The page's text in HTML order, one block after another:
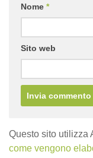
Nome *
Sito web
Questo sito utilizza
come vengono